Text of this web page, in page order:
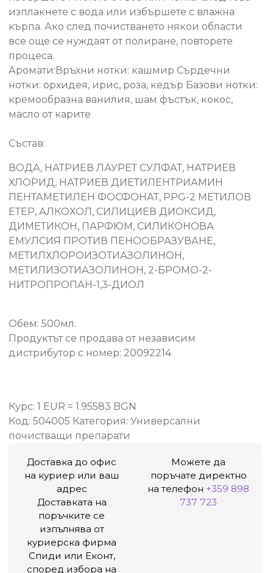
изплакнете с вода или избършете с влажна
кърпа. Ако след почистването някои области
все още се нуждаят от полиране, повторете
процеса.
Аромати:Връхни нотки: кашмир Сърдечни
нотки: орхидея, ирис, роза, кедър Базови нотки:
кремообразна ванилия, шам фъстък, кокос,
масло от карите
Състав:
ВОДА, НАТРИЕВ ЛАУРЕТ СУЛФАТ, НАТРИЕВ
ХЛОРИД, НАТРИЕВ ДИЕТИЛЕНТРИАМИН
ПЕНТАМЕТИЛЕН ФОСФОНАТ, PPG-2 МЕТИЛОВ
ЕТЕР, АЛКОХОЛ, СИЛИЦИЕВ ДИОКСИД,
ДИМЕТИКОН, ПАРФЮМ, СИЛИКОНОВА
ЕМУЛСИЯ ПРОТИВ ПЕНООБРАЗУВАНЕ,
МЕТИЛХЛОРОИЗОТИАЗОЛИНОН,
МЕТИЛИЗОТИАЗОЛИНОН, 2-БРОМО-2-
НИТРОПРОПАН-1,3-ДИОЛ
Обем: 500мл.
Продуктът се продава от независим
дистрибутор с номер: 20092214
Курс: 1 EUR = 1.95583 BGN
Код: 504005 Категория: Универсални
почистващи препарати
Доставка до офис
на куриер или ваш
адрес
Доставката на
поръчките се
изпълнява от
куриерска фирма
Спиди или Еконт,
според избора на
Можете да
поръчате директно
на телефон +359 898
737 723